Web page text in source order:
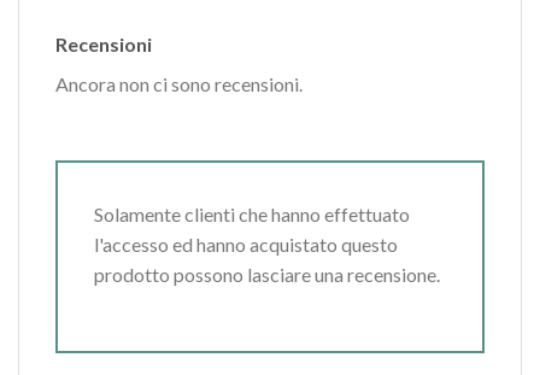
Recensioni
Ancora non ci sono recensioni.
Solamente clienti che hanno effettuato
l'accesso ed hanno acquistato questo
prodotto possono lasciare una recensione.